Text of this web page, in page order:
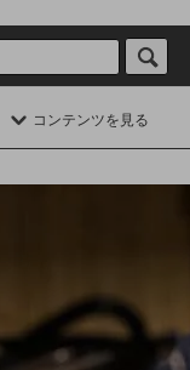
コンテンツを見る